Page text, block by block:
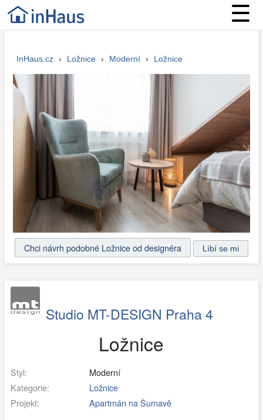
☰
InHaus.cz › Ložnice › Moderní › Ložnice
Chci návrh podobné Ložnice od designéra
Studio MT-DESIGN Praha 4
Ložnice
Styl:
Moderní
Kategorie:
Ložnice
Projekt:
Apartmán na Šumavě